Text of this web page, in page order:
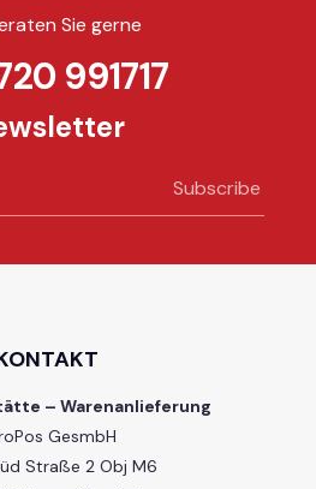
Sie gerne
991717
Subscribe
– Warenanlieferung
GesmbH
Straße 2 Obj M6